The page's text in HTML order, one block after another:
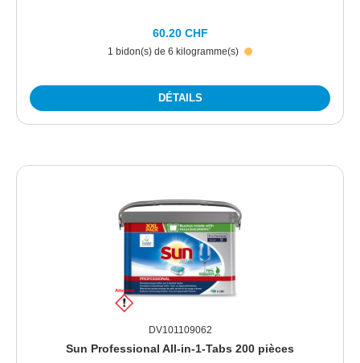
1 bidon(s) de 6 kilogramme(s)
60.20 CHF
DÉTAILS
DV101109062
Sun Professional All-in-1-Tabs 200 pièces